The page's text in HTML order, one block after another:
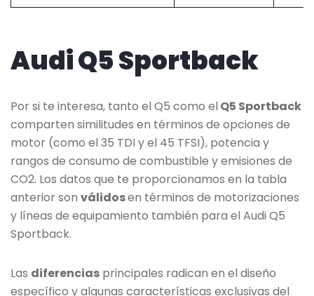
Audi Q5 Sportback
Por si te interesa, tanto el Q5 como el Q5 Sportback
comparten similitudes en términos de opciones de
motor (como el 35 TDI y el 45 TFSI), potencia y
rangos de consumo de combustible y emisiones de
CO2. Los datos que te proporcionamos en la tabla
anterior son válidosen términos de motorizaciones
y líneas de equipamiento también para el Audi Q5
Sportback.
Las diferencias principales radican en el diseño
específico y algunas características exclusivas del